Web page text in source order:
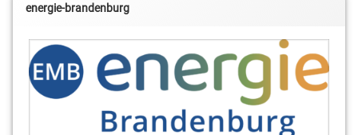
energie-brandenburg